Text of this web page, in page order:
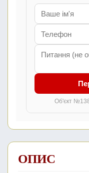
Об'єкт
ОПИС